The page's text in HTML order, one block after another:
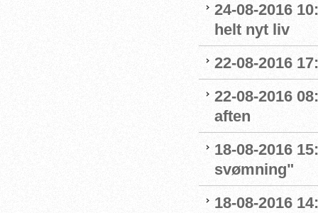
24-08-2016
helt nyt liv
22-08-2016
22-08-2016
aften
18-08-2016
svømning"
18-08-2016